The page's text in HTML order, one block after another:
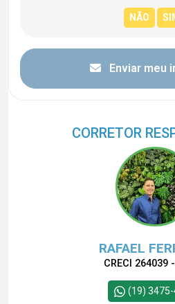
Enviar meu
CORRETOR
RAFAEL
CRECI 264039
(19)